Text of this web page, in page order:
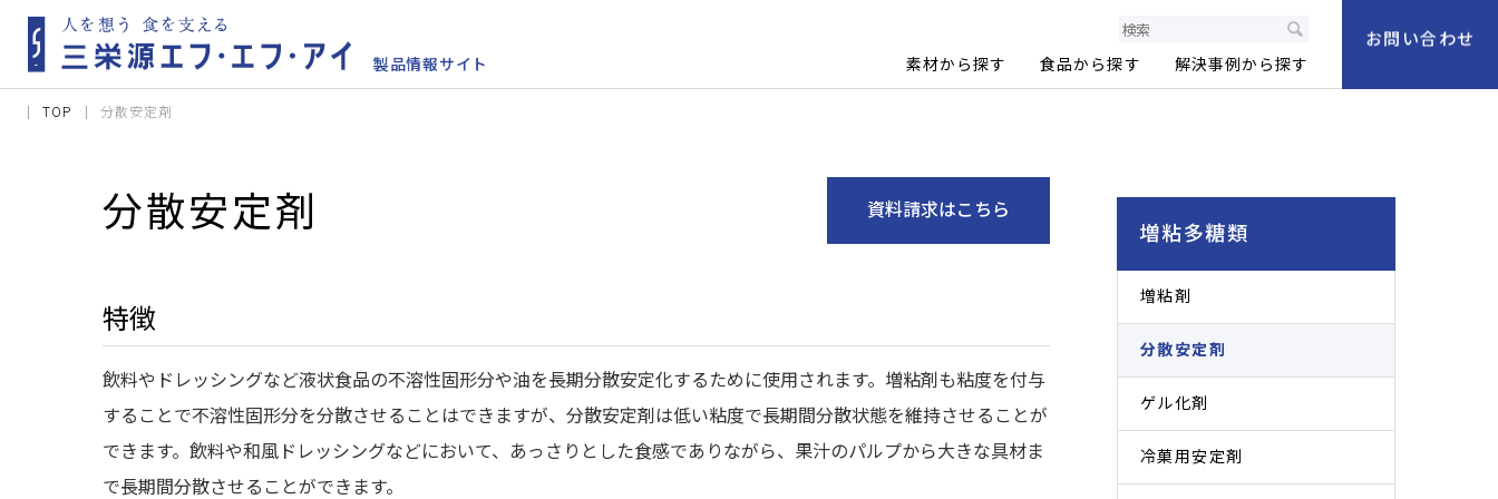
素材から探す 食品から探す 解決事例から探す
お問い合わせ
TOP 分散安定剤
分散安定剤 資料請求はこちら
特徴
飲料やドレッシングなど液状食品の不溶性固形分や油を長期分散安定化するために使用されます。増粘剤も粘度を付与
することで不溶性固形分を分散させることはできますが、分散安定剤は低い粘度で長期間分散状態を維持させることが
できます。飲料や和風ドレッシングなどにおいて、あっさりとした食感でありながら、果汁のパルプから大きな具材ま
で長期間分散させることができます。
増粘多糖類
増粘剤
分散安定剤
ゲル化剤
冷菓用安定剤